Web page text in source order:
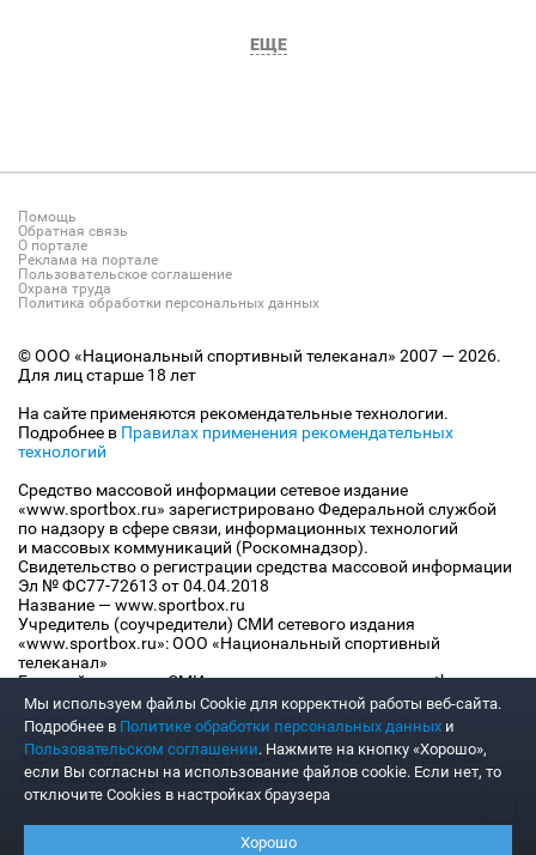
ЕЩЕ
Помощь
Обратная связь
О портале
Реклама на портале
Пользовательское соглашение
Охрана труда
Политика обработки персональных данных
© ООО «Национальный спортивный телеканал» 2007 — 2026.
Для лиц старше 18 лет
На сайте применяются рекомендательные технологии.
Подробнее в Правилах применения рекомендательных
технологий
Средство массовой информации сетевое издание
«www.sportbox.ru» зарегистрировано Федеральной службой
по надзору в сфере связи, информационных технологий
и массовых коммуникаций (Роскомнадзор).
Свидетельство о регистрации средства массовой информации
Эл № ФС77-72613 от 04.04.2018
Название — www.sportbox.ru
Учредитель (соучредители) СМИ сетевого издания
«www.sportbox.ru»: ООО «Национальный спортивный
телеканал»
Главный редактор СМИ сетевого издания «www.sportbox.ru»:
Конов В.А.
Номер телефона редакции СМИ сетевого издания
«www.sportbox.ru»: +7 (495) 653 8419
Адрес электронной почты редакции СМИ сетевого издания
«www.sportbox.ru»: editor@sportbox.ru
Мы используем файлы Сookie для корректной работы веб-сайта.
Подробнее в Политике обработки персональных данных и
Пользовательском соглашении. Нажмите на кнопку «Хорошо»,
если Вы согласны на использование файлов cookie. Если нет, то
отключите Cookies в настройках браузера
Хорошо